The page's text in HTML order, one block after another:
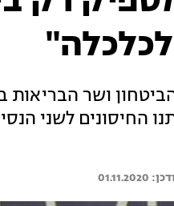
ושר הבריאות
החיסונים לשני
01.11.2020